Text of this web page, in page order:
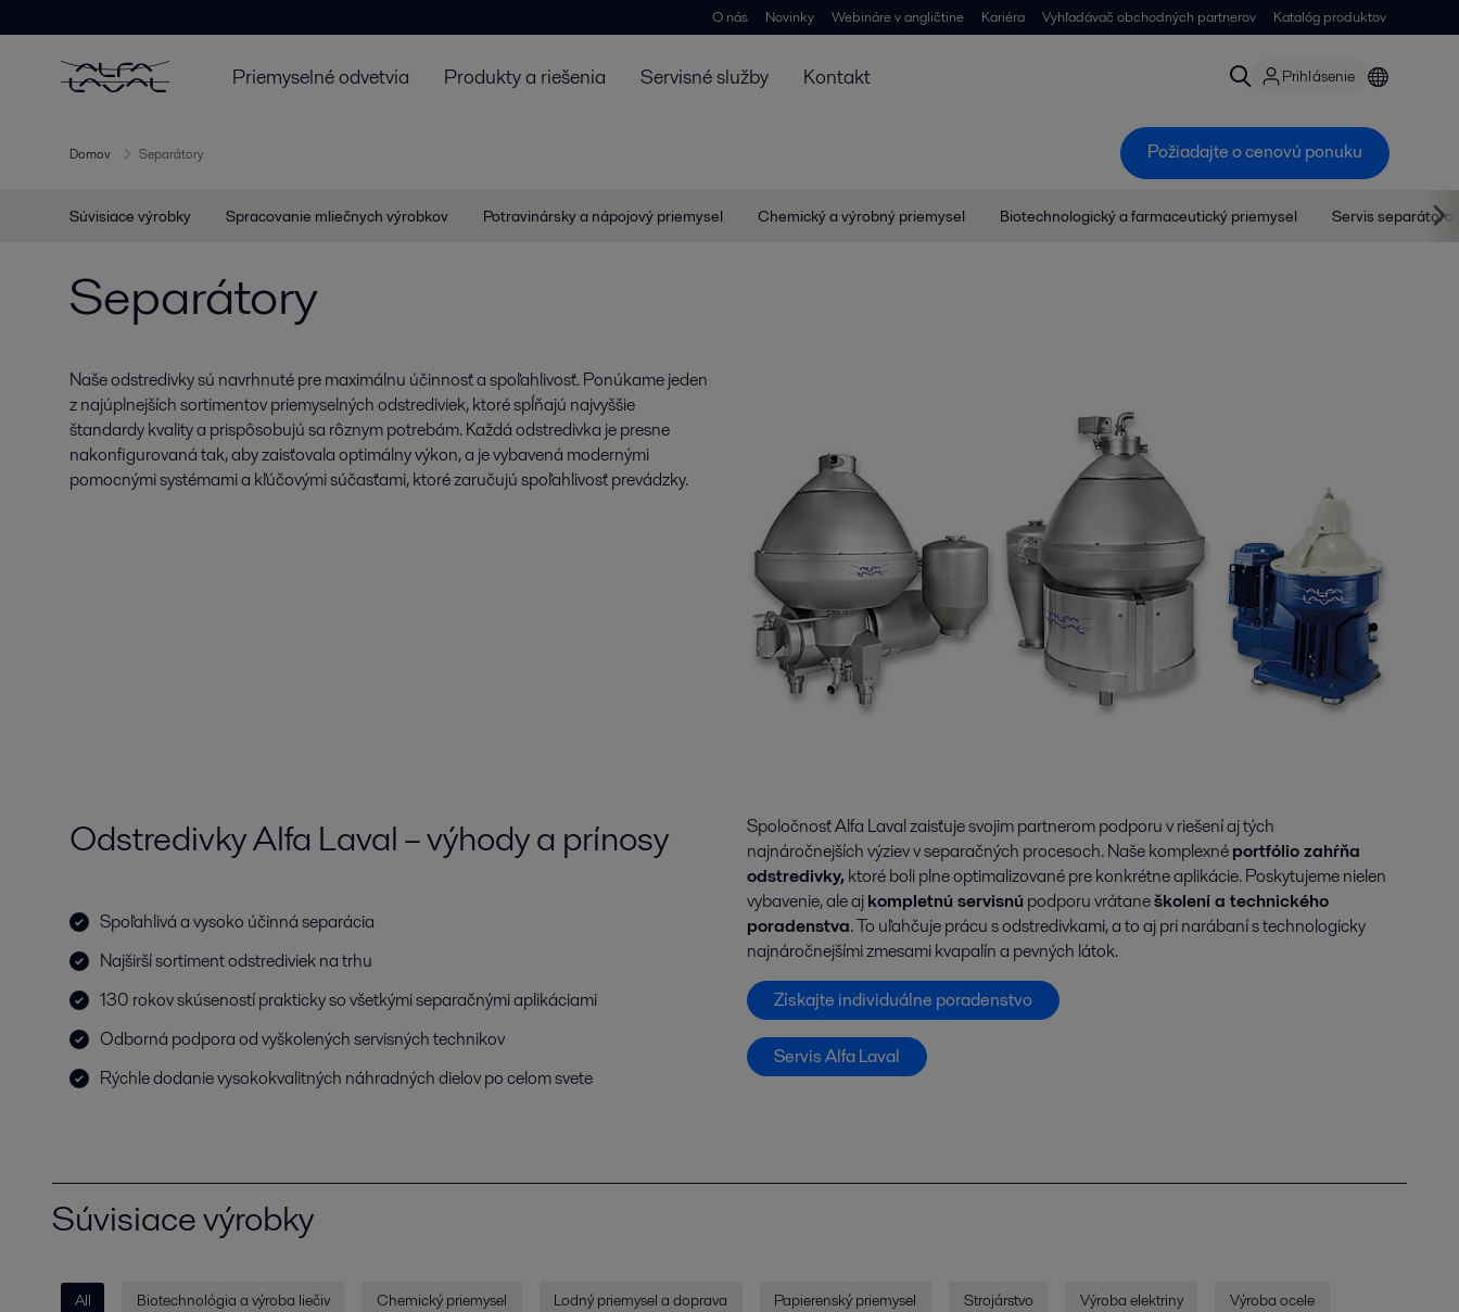
O nás Novinky Webináre v angličtine Kariéra Vyhľadávač obchodných partnerov Katalóg produktov
Priemyselné odvetvia Produkty a riešenia Servisné služby Kontakt Prihlásenie
Domov Separátory Požiadajte o cenovú ponuku
Súvisiace výrobky Spracovanie mliečnych výrobkov Potravinársky a nápojový priemysel Chemický a výrobný priemysel Biotechnologický a farmaceutický priemysel Servis
Separátory
Naše odstredivky sú navrhnuté pre maximálnu účinnosť a spoľahlivosť. Ponúkame jeden
z najúplnejších sortimentov priemyselných odstrediviek, ktoré spĺňajú najvyššie
štandardy kvality a prispôsobujú sa rôznym potrebám. Každá odstredivka je presne
nakonfigurovaná tak, aby zaisťovala optimálny výkon, a je vybavená modernými
pomocnými systémami a kľúčovými súčasťami, ktoré zaručujú spoľahlivosť prevádzky.
Odstredivky Alfa Laval – výhody a prínosy
Spoľahlivá a vysoko účinná separácia
Najširší sortiment odstrediviek na trhu
130 rokov skúseností prakticky so všetkými separačnými aplikáciami
Odborná podpora od vyškolených servisných technikov
Rýchle dodanie vysokokvalitných náhradných dielov po celom svete
Spoločnosť Alfa Laval zaisťuje svojim partnerom podporu v riešení aj tých
najnáročnejších výziev v separačných procesoch. Naše komplexnéportfólio zahŕňa
odstredivky,ktoré boli plne optimalizované pre konkrétne aplikácie. Poskytujeme nielen
vybavenie, ale ajkompletnú servisnú podporu vrátaneškolení a technického
poradenstva. To uľahčuje prácu s odstredivkami, a to aj pri narábaní s technologicky
najnáročnejšími zmesami kvapalín a pevných látok.
Získajte individuálne poradenstvo
Servis Alfa Laval
Súvisiace výrobky
All Biotechnológia a výroba liečiv Chemický priemysel Lodný priemysel a doprava Papierenský priemysel Strojárstvo Výroba elektriny Výroba ocele